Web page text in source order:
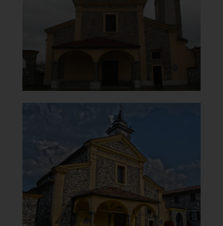
Chiesa di Santa Maria del
Carmine
Vista dal lato sinistro
[
Clicca per ingrandire